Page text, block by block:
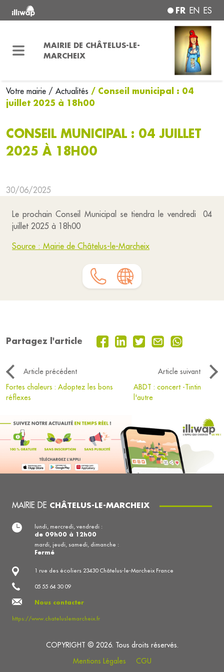
FR EN ES
MAIRIE DE CHÂTELUS-LE-
MARCHEIX
Votre mairie / Actualités / Conseil municipal : 04
juillet 2025 à 18h00
CONSEIL MUNICIPAL : 04 JUILLET
2025 À 18H00
30/06/2025
Le prochain Conseil Municipal se tiendra le vendredi 04
juillet 2025 à 18h00
Source : Mairie de Châtelus-le-Marcheix
Partagez l'article
Article précédent
Article suivant
Fortes chaleurs : Adoptez les bons
réflexes
ABDT : concert -Tintin
l'autre
MAIRIE DE CHÂTELUS-LE-MARCHEIX
1 rue des écoliers 23430 Châtelus-le-Marcheix France
05 55 64 30 09
Nous contacter
https://www.chateluslemarcheix.fr
lundi, mercredi, vendredi :
de 09h00 à 12h00
mardi, jeudi, samedi, dimanche :
Fermé
COPYRIGHT © 2026. Tous droits réservés.
Mentions Légales
CGU